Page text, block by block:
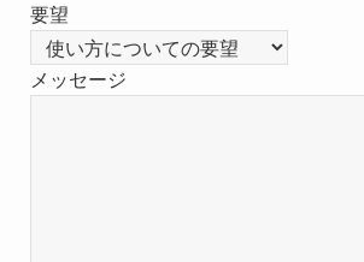
要望
メッセージ